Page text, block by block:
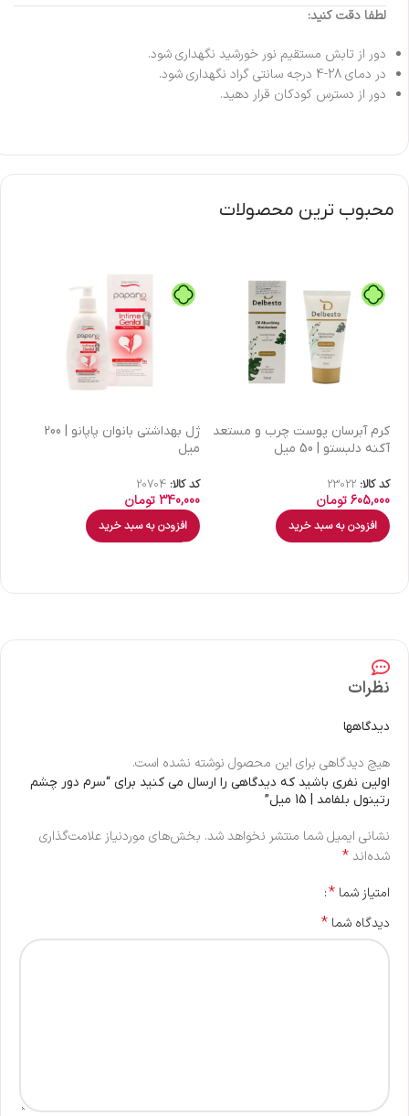
لطفا دقت کنید:
دور از تابش مستقیم نور خورشید نگهداری شود.
در دمای 28-4 درجه سانتی گراد نگهداری شود.
دور از دسترس کودکان قرار دهید.
محبوب ترین محصولات
كرم آبرسان پوست چرب و مستعد
آکنه دلبستو | 50 میل
کد کالا: 23022
605,000تومان
افزودن به سبد خرید
ژل بهداشتی بانوان پاپانو | 200
میل
کد کالا: 20704
340,000تومان
افزودن به سبد خرید
نظرات
دیدگاهها
هیچ دیدگاهی برای این محصول نوشته نشده است.
اولین نفری باشید که دیدگاهی را ارسال می کنید برای “سرم دور چشم
رتینول بلفامد | 15 میل”
نشانی ایمیل شما منتشر نخواهد شد. بخش‌های موردنیاز علامت‌گذاری
شده‌اند*
امتیاز شما *
دیدگاه شما *